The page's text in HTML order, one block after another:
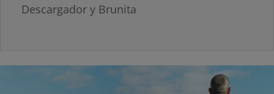
Descargador y Brunita